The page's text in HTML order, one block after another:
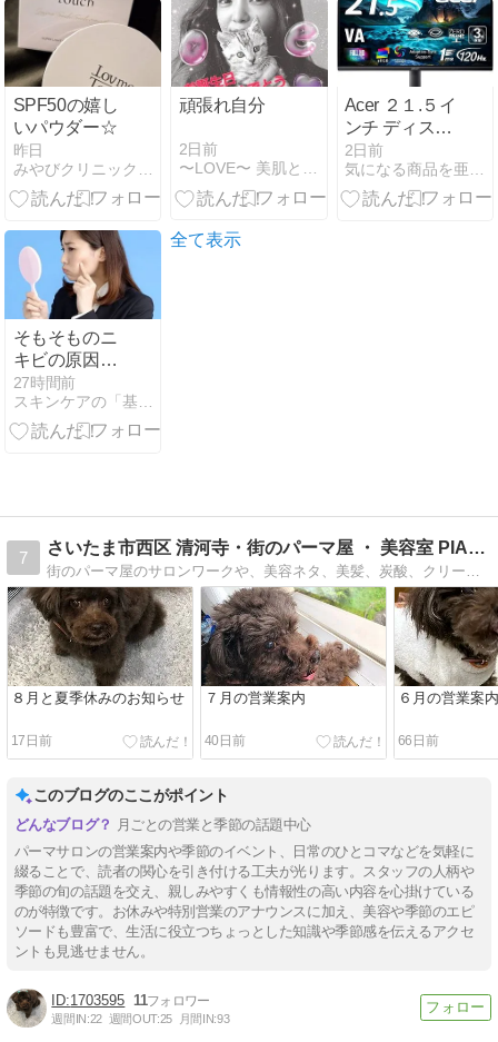
SPF50の嬉し
いパウダー☆
昨日
みやびクリニック あや院長とスタッフブログ
頑張れ自分
2日前
〜LOVE〜 美肌と恋を求めて
Acer ２１.５イ
ンチ ディスプ
レイ
EK221QJ0bi
2日前
気になる商品を亜紀とジィジィが独自評価
そもそものニ
キビの原因っ
て何？
27時間前
スキンケアの「基本のき」
全て表示
7
さいたま市西区 清河寺・街のパーマ屋 ・ 美容室 PIAN…
街のパーマ屋のサロンワークや、美容ネタ、美髪、炭酸、クリープパーマ、縮毛矯正、ヘナ、ハーブカラーとパーマ屋のオヤジのライフワーク、などなど・・・役立つ情報、関…
８月と夏季休みのお知らせ
17日前
７月の営業案内
40日前
６月の営業案内
66日前
このブログのここがポイント
月ごとの営業と季節の話題中心
パーマサロンの営業案内や季節のイベント、日常のひとコマなどを気軽に
綴ることで、読者の関心を引き付ける工夫が光ります。スタッフの人柄や
季節の旬の話題を交え、親しみやすくも情報性の高い内容を心掛けている
のが特徴です。お休みや特別営業のアナウンスに加え、美容や季節のエピ
ソードも豊富で、生活に役立つちょっとした知識や季節感を伝えるアクセ
ントも見逃せません。
1703595 11
週間IN:22 週間OUT:25 月間IN:93